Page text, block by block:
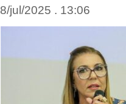
8/jul/2025 . 13:06